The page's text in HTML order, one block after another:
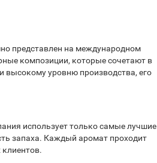
представлен на международном
композиции, которые сочетают в
высокому уровню производства, его
использует только самые лучшие
запаха. Каждый аромат проходит